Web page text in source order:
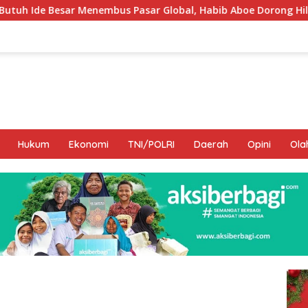
Pasar Global, Habib Aboe Dorong Hilirisasi Potensi Daerah
Hukum Ekonomi TNI/POLRI Daerah Opini